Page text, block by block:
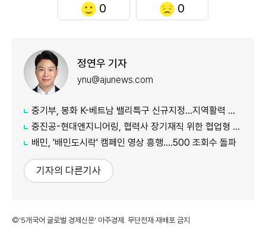
0 0
정연우 기자
ynu@ajunews.com
중기부, 봉화 K-베트남 밸리특구 신규지정...지역활력 거점 조성
중진공-현대엔지니어링, 협력사 장기재직 위한 협업형 공제 추진
배민, '배민도시락' 캠페인 영상 흥행....500 조회수 돌파
기자의 다른기사
©'5개국어 글로벌 경제신문' 아주경제. 무단전재·재배포 금지